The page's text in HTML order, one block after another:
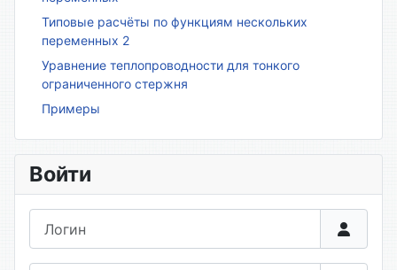
Типовые расчёты по функциям нескольких
переменных 2
Уравнение теплопроводности для тонкого
ограниченного стержня
Примеры
Войти